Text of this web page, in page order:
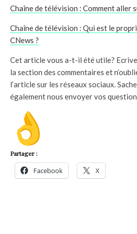
Chaîne de télévision : Comment aller
Chaîne de télévision : Qui est le
CNews ?
Cet article vous a-t-il été utile?
la section des commentaires et
l’article sur les réseaux sociaux.
également nous envoyer vos
Partager :
Facebook X